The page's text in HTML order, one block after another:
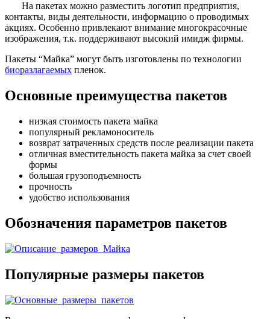
На пакетах можно разместить логотип предприятия,
контакты, виды деятельности, информацию о проводимых
акциях. Особенно привлекают внимание многокрасочные
изображения, т.к. поддерживают высокий имидж фирмы.
Пакеты “Майка” могут быть изготовлены по технологии
биоразлагаемых пленок.
Основные преимущества пакетов
низкая стоимость пакета майка
популярный рекламоноситель
возврат затраченных средств после реализации пакета
отличная вместительность пакета майка за счет своей
формы
большая грузоподъемность
прочность
удобство использования
Обозначения параметров пакетов
Популярные размеры пакетов